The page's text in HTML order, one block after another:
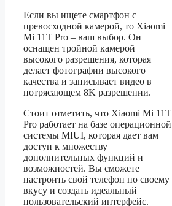
Если вы ищете смартфон с
превосходной камерой, то Xiaomi
Mi 11T Pro – ваш выбор. Он
оснащен тройной камерой
высокого разрешения, которая
делает фотографии высокого
качества и записывает видео в
потрясающем 8K разрешении.
Стоит отметить, что Xiaomi Mi 11T
Pro работает на базе операционной
системы MIUI, которая дает вам
доступ к множеству
дополнительных функций и
возможностей. Вы сможете
настроить свой телефон по своему
вкусу и создать идеальный
пользовательский интерфейс.